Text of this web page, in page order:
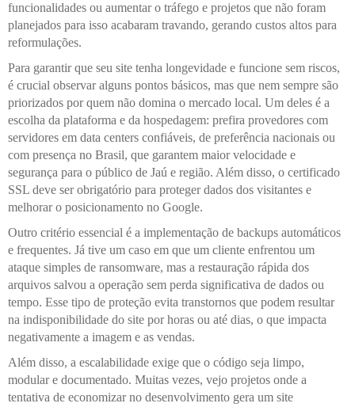
funcionalidades ou aumentar o tráfego e projetos que não foram
planejados para isso acabaram travando, gerando custos altos para
reformulações.
Para garantir que seu site tenha longevidade e funcione sem riscos,
é crucial observar alguns pontos básicos, mas que nem sempre são
priorizados por quem não domina o mercado local. Um deles é a
escolha da plataforma e da hospedagem: prefira provedores com
servidores em data centers confiáveis, de preferência nacionais ou
com presença no Brasil, que garantem maior velocidade e
segurança para o público de Jaú e região. Além disso, o certificado
SSL deve ser obrigatório para proteger dados dos visitantes e
melhorar o posicionamento no Google.
Outro critério essencial é a implementação de backups automáticos
e frequentes. Já tive um caso em que um cliente enfrentou um
ataque simples de ransomware, mas a restauração rápida dos
arquivos salvou a operação sem perda significativa de dados ou
tempo. Esse tipo de proteção evita transtornos que podem resultar
na indisponibilidade do site por horas ou até dias, o que impacta
negativamente a imagem e as vendas.
Além disso, a escalabilidade exige que o código seja limpo,
modular e documentado. Muitas vezes, vejo projetos onde a
tentativa de economizar no desenvolvimento gera um site